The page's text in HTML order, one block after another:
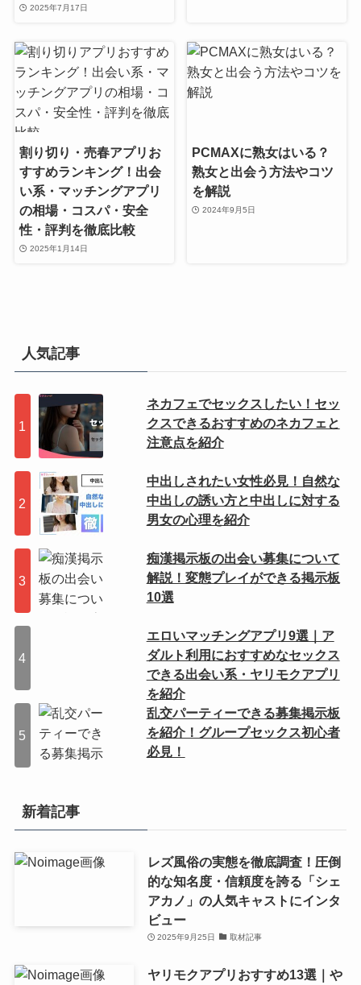
2025年7月17日
割り切り・売春アプリお
すすめランキング！出会
い系・マッチングアプリ
の相場・コスパ・安全
性・評判を徹底比較
2025年1月14日
PCMAXに熟女はいる？
熟女と出会う方法やコツ
を解説
2024年9月5日
人気記事
ネカフェでセックスしたい！セッ
クスできるおすすめのネカフェと
注意点を紹介
中出しされたい女性必見！自然な
中出しの誘い方と中出しに対する
男女の心理を紹介
痴漢掲示板の出会い募集について
解説！変態プレイができる掲示板
10選
エロいマッチングアプリ9選｜ア
ダルト利用におすすめなセックス
できる出会い系・ヤリモクアプリ
を紹介
乱交パーティーできる募集掲示板
を紹介！グループセックス初心者
必見！
新着記事
レズ風俗の実態を徹底調査！圧倒
的な知名度・信頼度を誇る「シェ
アカノ」の人気キャストにインタ
ビュー
2025年9月25日 取材記事
ヤリモクアプリおすすめ13選｜や